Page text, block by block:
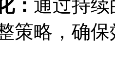
： 通过持
策略，确